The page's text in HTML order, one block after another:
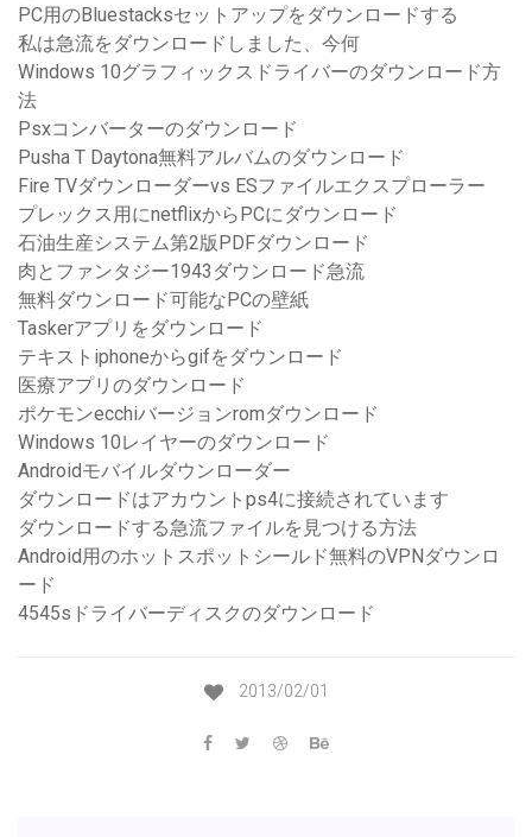
PC用のBluestacksセットアップをダウンロードする
私は急流をダウンロードしました、今何
Windows 10グラフィックスドライバーのダウンロード方
法
Psxコンバーターのダウンロード
Pusha T Daytona無料アルバムのダウンロード
Fire TVダウンローダーvs ESファイルエクスプローラー
プレックス用にnetflixからPCにダウンロード
石油生産システム第2版PDFダウンロード
肉とファンタジー1943ダウンロード急流
無料ダウンロード可能なPCの壁紙
Taskerアプリをダウンロード
テキストiphoneからgifをダウンロード
医療アプリのダウンロード
ポケモンecchiバージョンromダウンロード
Windows 10レイヤーのダウンロード
Androidモバイルダウンローダー
ダウンロードはアカウントps4に接続されています
ダウンロードする急流ファイルを見つける方法
Android用のホットスポットシールド無料のVPNダウンロ
ード
4545sドライバーディスクのダウンロード
2013/02/01